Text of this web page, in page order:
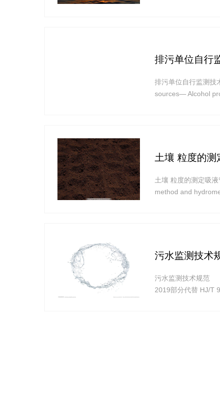
排污单位自行
排污单位自行监测
sources— Alcohol
土壤 粒度的
土壤 粒度的测定吸
method and
污水监测技术
污水监测技术规
2019部分代替 HJ/T